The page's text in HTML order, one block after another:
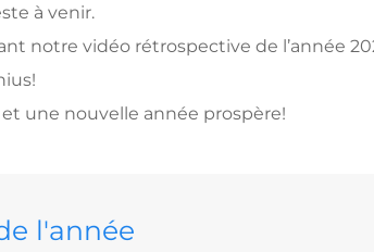
à venir.
notre vidéo rétrospective de l’année
une nouvelle année prospère!
l'année